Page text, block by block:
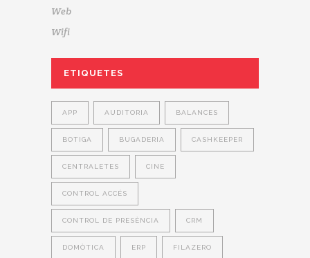
Web
Wifi
ETIQUETES
APP AUDITORIA BALANCES
BOTIGA BUGADERIA CASHKEEPER
CENTRALETES CINE
CONTROL ACCÉS
CONTROL DE PRESÈNCIA CRM
DOMÒTICA ERP FILAZERO